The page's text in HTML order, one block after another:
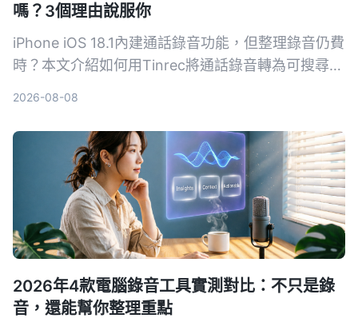
嗎？3個理由說服你
iPhone iOS 18.1內建通話錄音功能，但整理錄音仍費
時？本文介紹如何用Tinrec將通話錄音轉為可搜尋的
2026-08-08
2026年4款電腦錄音工具實測對比：不只是錄
音，還能幫你整理重點